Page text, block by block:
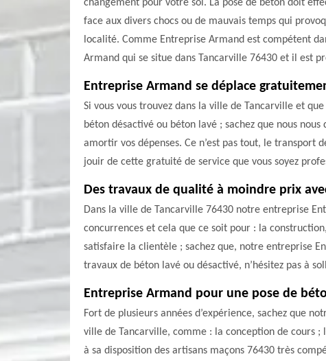
changement pour votre sol. La pose de béton doit
face aux divers chocs ou de mauvais temps qui
localité. Comme Entreprise Armand est compétent
Armand qui se situe dans Tancarville 76430 et il est
Entreprise Armand se déplace
Si vous vous trouvez dans la ville de Tancarville et
béton désactivé ou béton lavé ; sachez que nous
amortir vos dépenses. Ce n’est pas tout, le transport
jouir de cette gratuité de service que vous soyez
Des travaux de qualité à moindre prix
Dans la ville de Tancarville 76430 notre entreprise
concurrences et cela que ce soit pour : la
satisfaire la clientèle ; sachez que, notre entreprise
travaux de béton lavé ou désactivé, n’hésitez pas à
Entreprise Armand pour une pose de
Fort de plusieurs années d’expérience, sachez que
ville de Tancarville, comme : la conception de cours
à sa disposition des artisans maçons 76430 très